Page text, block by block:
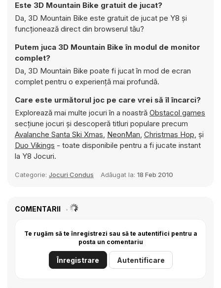
Este 3D Mountain Bike gratuit de jucat?
Da, 3D Mountain Bike este gratuit de jucat pe Y8 și
funcționează direct din browserul tău?
Putem juca 3D Mountain Bike în modul de monitor
complet?
Da, 3D Mountain Bike poate fi jucat în mod de ecran
complet pentru o experiență mai profundă.
Care este următorul joc pe care vrei să îl încarci?
Explorează mai multe jocuri în a noastră Obstacol games
secțiune jocuri și descoperă titluri populare precum
Avalanche Santa Ski Xmas, NeonMan, Christmas Hop, și
Duo Vikings - toate disponibile pentru a fi jucate instant
la Y8 Jocuri.
Categorie: Jocuri Condus Adăugat la: 18 Feb 2010
COMENTARII
Te rugăm să te înregistrezi sau să te autentifici pentru a
posta un comentariu
Înregistrare Autentificare